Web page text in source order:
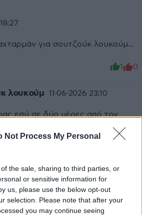
Not Process My Personal
the sale, sharing to third parties, or
or sensitive information for
us, please use the below opt-out
selection. Please note that after your
you may continue seeing
για σουτζούκ λουκούμ...
1 0
λουκούμ 11·06·2026 23:10
εσύ σε δύο μέρες από τον